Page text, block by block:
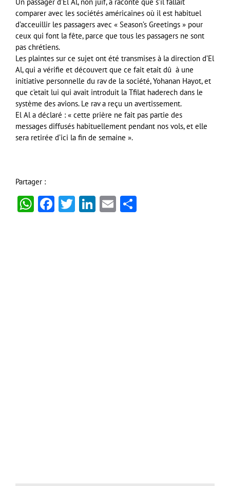
Un passager d’El Al, non juif, a raconté que s’il fallait
comparer avec les sociétés américaines où il est habituel
d’acceuillir les passagers avec « Season’s Greetings » pour
ceux qui font la fête, parce que tous les passagers ne sont
pas chrétiens.
Les plaintes sur ce sujet ont été transmises à la direction d’El
Al, qui a vérifie et découvert que ce fait etait dû à une
initiative personnelle du rav de la société, Yohanan Hayot, et
que c’etait lui qui avait introduit la Tfilat haderech dans le
système des avions. Le rav a reçu un avertissement.
El Al a déclaré : « cette prière ne fait pas partie des
messages diffusés habituellement pendant nos vols, et elle
sera retirée d’ici la fin de semaine ».
Partager :
WhatsApp
Facebook
Twitter
LinkedIn
Email